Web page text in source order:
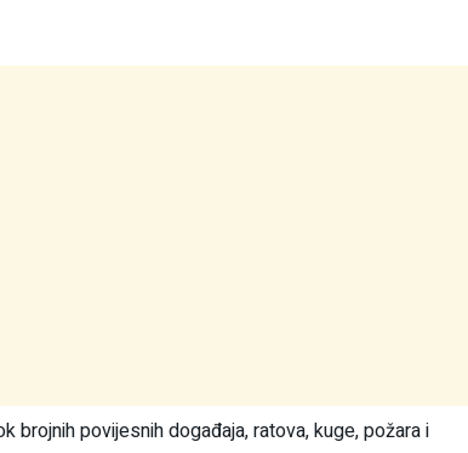
povijesnih događaja, ratova, kuge, požara i